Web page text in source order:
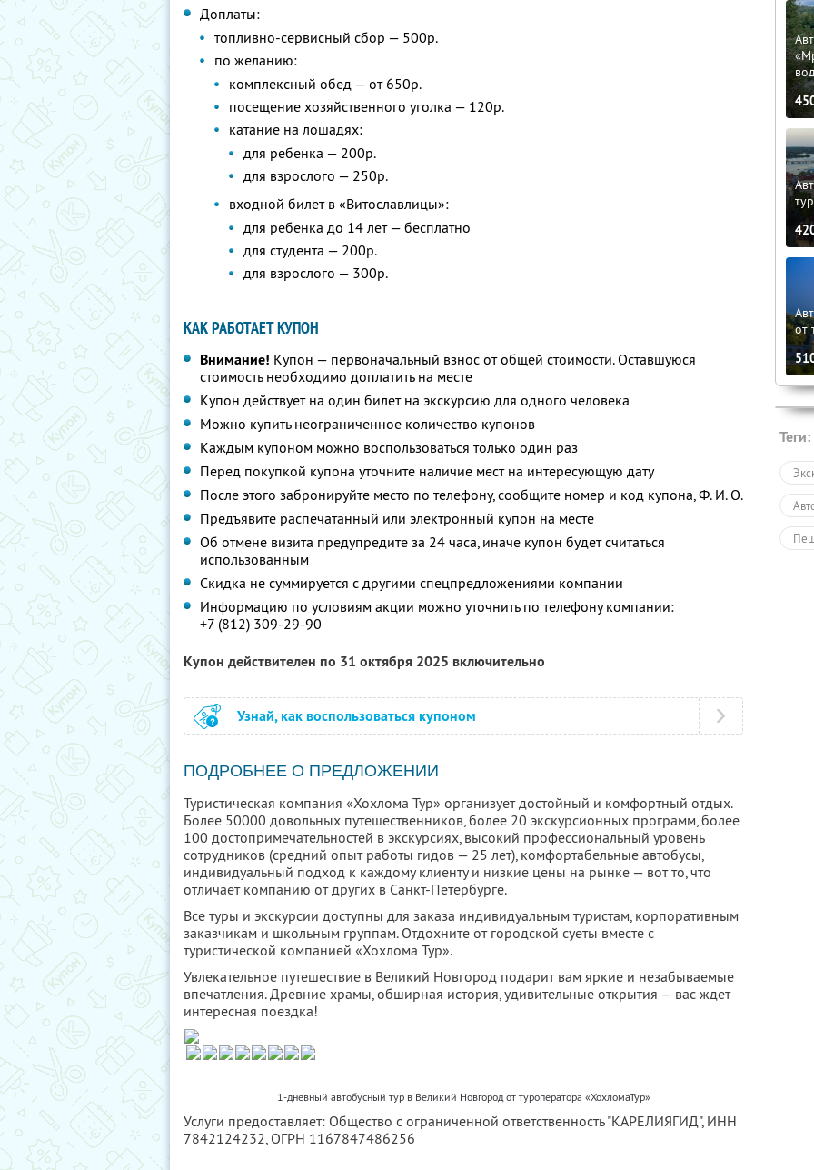
Доплаты:
топливно-сервисный сбор — 500р.
по желанию:
комплексный обед — от 650р.
посещение хозяйственного уголка — 120р.
катание на лошадях:
для ребенка — 200р.
для взрослого — 250р.
входной билет в «Витославлицы»:
для ребенка до 14 лет — бесплатно
для студента — 200р.
для взрослого — 300р.
КАК РАБОТАЕТ КУПОН
Внимание! Купон — первоначальный взнос от общей стоимости. Оставшуюся
стоимость необходимо доплатить на месте
Купон действует на один билет на экскурсию для одного человека
Можно купить неограниченное количество купонов
Каждым купоном можно воспользоваться только один раз
Перед покупкой купона уточните наличие мест на интересующую дату
После этого забронируйте место по телефону, сообщите номер и код купона,Ф. И. О.
Предъявите распечатанный или электронный купон на месте
Об отмене визита предупредите за 24 часа, иначе купон будет считаться
использованным
Скидка не суммируется с другими спецпредложениями компании
Информацию по условиям акции можно уточнить по телефону компании:
+7 (812) 309-29-90
Купон действителен по 31 октября 2025 включительно
Узнай, как воспользоваться купоном
ПОДРОБНЕЕ О ПРЕДЛОЖЕНИИ
Туристическая компания «Хохлома Тур» организует достойный и комфортный отдых.
Более 50000 довольных путешественников, более 20 экскурсионных программ, более
100 достопримечательностей в экскурсиях, высокий профессиональный уровень
сотрудников (средний опыт работы гидов — 25 лет), комфортабельные автобусы,
индивидуальный подход к каждому клиенту и низкие цены на рынке — вот то, что
отличает компанию от других в Санкт-Петербурге.
Все туры и экскурсии доступны для заказа индивидуальным туристам, корпоративным
заказчикам и школьным группам. Отдохните от городской суеты вместе с
туристической компанией «Хохлома Тур».
Увлекательное путешествие в Великий Новгород подарит вам яркие и незабываемые
впечатления. Древние храмы, обширная история, удивительные открытия — вас ждет
интересная поездка!
1-дневный автобусный тур в Великий Новгород от туроператора «ХохломаТур»
Услуги предоставляет: Общество с ограниченной ответственность "КАРЕЛИЯГИД", ИНН
7842124232, ОГРН 1167847486256
от
Теги: